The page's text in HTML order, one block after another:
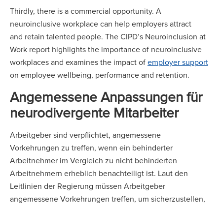
Thirdly, there is a commercial opportunity. A
neuroinclusive workplace can help employers attract
and retain talented people. The CIPD’s Neuroinclusion at
Work report highlights the importance of neuroinclusive
workplaces and examines the impact ofemployer support
on employee wellbeing, performance and retention.
Angemessene Anpassungen für
neurodivergente Mitarbeiter
Arbeitgeber sind verpflichtet, angemessene
Vorkehrungen zu treffen, wenn ein behinderter
Arbeitnehmer im Vergleich zu nicht behinderten
Arbeitnehmern erheblich benachteiligt ist. Laut den
Leitlinien der Regierung müssen Arbeitgeber
angemessene Vorkehrungen treffen, um sicherzustellen,